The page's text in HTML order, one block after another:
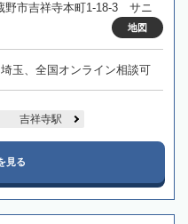
野市吉祥寺本町1-18-3 サニ
地図
玉、全国オンライン相談可
吉祥寺駅
見る